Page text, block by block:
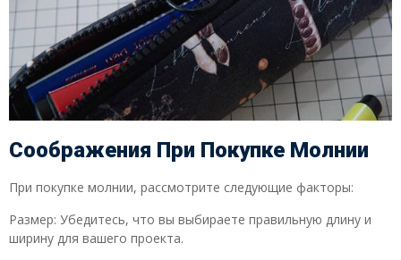
Соображения При Покупке Молнии
При покупке молнии, рассмотрите следующие факторы:
Размер: Убедитесь, что вы выбираете правильную длину и
ширину для вашего проекта.